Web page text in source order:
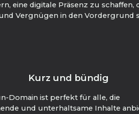
eine digitale Präsenz zu schaffen,
Vergnügen in den Vordergrund
Kurz und bündig
Domain ist perfekt für alle, die
und unterhaltsame Inhalte